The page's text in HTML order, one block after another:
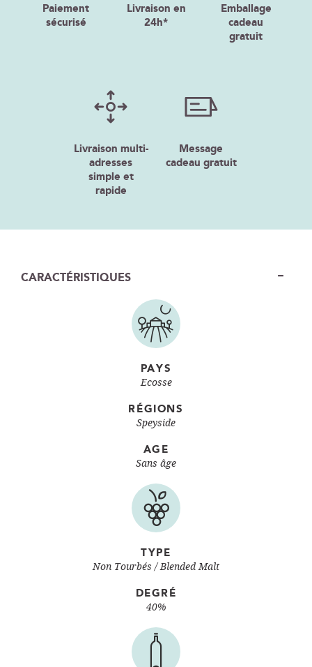
Paiement
sécurisé
Livraison en
24h*
Emballage
cadeau
gratuit
Livraison multi-
adresses
simple et
rapide
Message
cadeau gratuit
CARACTÉRISTIQUES
PAYS
Ecosse
RÉGIONS
Speyside
AGE
Sans âge
TYPE
Non Tourbés Blended Malt
DEGRÉ
40%